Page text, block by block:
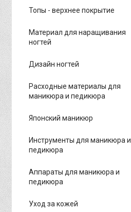
Топы - верхнее покрытие
Материал для наращивания
ногтей
Дизайн ногтей
Расходные материалы для
маникюра и педикюра
Японский маникюр
Инструменты для маникюра и
педикюра
Аппараты для маникюра и
педикюра
Уход за кожей